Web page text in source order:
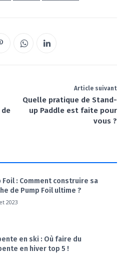
Article suivant
Quelle pratique de Stand-
up Paddle est faite pour
vous ?
Foil : Comment construire sa
de Pump Foil ultime ?
2023
en ski : Où faire du
en hiver top 5 !